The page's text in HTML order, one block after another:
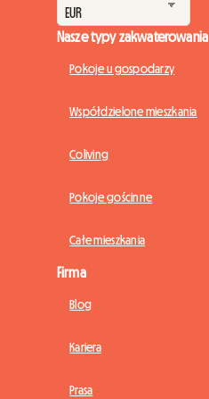
Nasze typy zakwaterowania
Pokoje u gospodarzy
Współdzielone mieszkania
Coliving
Pokoje gościnne
Całe mieszkania
Firma
Blog
Kariera
Prasa